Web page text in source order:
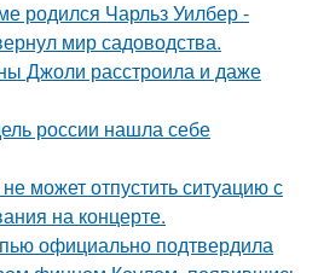
родился Чарльз Уилбер -
мир садоводства.
Джоли расстроила и даже
россии нашла себе
может отпустить ситуацию с
на концерте.
официально подтвердила